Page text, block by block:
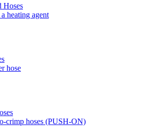
Hoses
heating agent
hose
crimp hoses (PUSH-ON)